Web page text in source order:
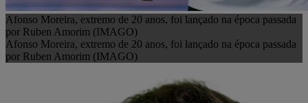
Afonso Moreira, extremo de 20 anos, foi lançado na época passada
por Ruben Amorim (IMAGO)
Afonso Moreira, extremo de 20 anos, foi lançado na época passada
por Ruben Amorim (IMAGO)